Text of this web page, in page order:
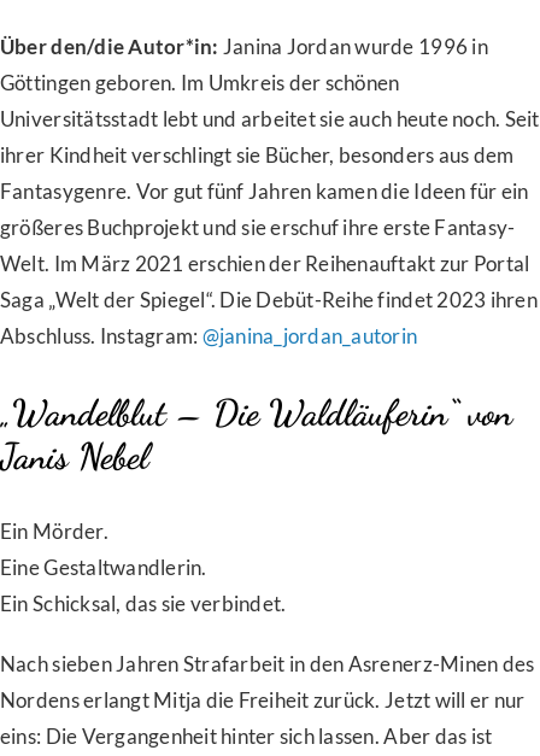
Über den/die Autor*in: Janina Jordan wurde 1996 in
Göttingen geboren. Im Umkreis der schönen
Universitätsstadt lebt und arbeitet sie auch heute noch. Seit
ihrer Kindheit verschlingt sie Bücher, besonders aus dem
Fantasygenre. Vor gut fünf Jahren kamen die Ideen für ein
größeres Buchprojekt und sie erschuf ihre erste Fantasy-
Welt. Im März 2021 erschien der Reihenauftakt zur Portal
Saga „Welt der Spiegel“. Die Debüt-Reihe findet 2023 ihren
Abschluss. Instagram: @janina_jordan_autorin
„Wandelblut – Die Waldläuferin“ von
Janis Nebel
Ein Mörder.
Eine Gestaltwandlerin.
Ein Schicksal, das sie verbindet.
Nach sieben Jahren Strafarbeit in den Asrenerz-Minen des
Nordens erlangt Mitja die Freiheit zurück. Jetzt will er nur
eins: Die Vergangenheit hinter sich lassen. Aber das ist